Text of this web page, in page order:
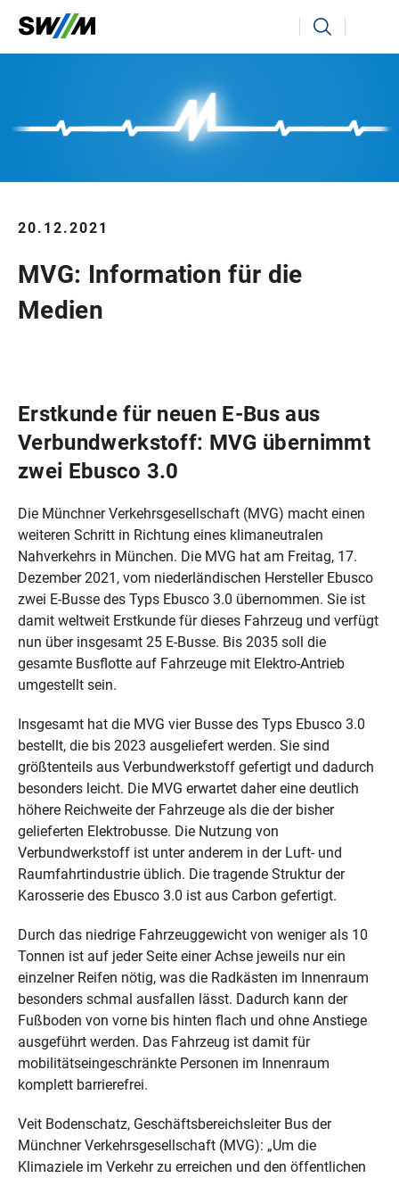
Ihr Suchbegriff Suchen
20.12.2021
MVG: Information für die
Medien
Erstkunde für neuen E-Bus aus
Verbundwerkstoff: MVG übernimmt
zwei Ebusco 3.0
Die Münchner Verkehrsgesellschaft (MVG) macht einen
weiteren Schritt in Richtung eines klimaneutralen
Nahverkehrs in München. Die MVG hat am Freitag, 17.
Dezember 2021, vom niederländischen Hersteller Ebusco
zwei E-Busse des Typs Ebusco 3.0 übernommen. Sie ist
damit weltweit Erstkunde für dieses Fahrzeug und verfügt
nun über insgesamt 25 E-Busse. Bis 2035 soll die
gesamte Busflotte auf Fahrzeuge mit Elektro-Antrieb
umgestellt sein.
Insgesamt hat die MVG vier Busse des Typs Ebusco 3.0
bestellt, die bis 2023 ausgeliefert werden. Sie sind
größtenteils aus Verbundwerkstoff gefertigt und dadurch
besonders leicht. Die MVG erwartet daher eine deutlich
höhere Reichweite der Fahrzeuge als die der bisher
gelieferten Elektrobusse. Die Nutzung von
Verbundwerkstoff ist unter anderem in der Luft- und
Raumfahrtindustrie üblich. Die tragende Struktur der
Karosserie des Ebusco 3.0 ist aus Carbon gefertigt.
Durch das niedrige Fahrzeuggewicht von weniger als 10
Tonnen ist auf jeder Seite einer Achse jeweils nur ein
einzelner Reifen nötig, was die Radkästen im Innenraum
besonders schmal ausfallen lässt. Dadurch kann der
Fußboden von vorne bis hinten flach und ohne Anstiege
ausgeführt werden. Das Fahrzeug ist damit für
mobilitätseingeschränkte Personen im Innenraum
komplett barrierefrei.
Veit Bodenschatz, Geschäftsbereichsleiter Bus der
Münchner Verkehrsgesellschaft (MVG): „Um die
Klimaziele im Verkehr zu erreichen und den öffentlichen